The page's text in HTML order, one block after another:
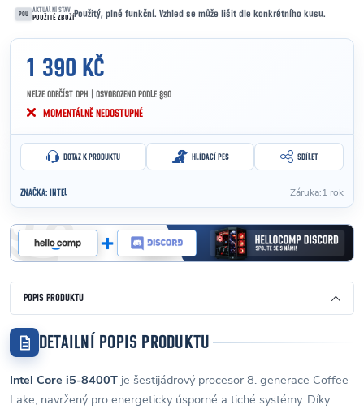
POU AKTUÁLNÍ STAV
POUŽITÉ ZBOŽÍPoužitý, plně funkční. Vzhled se může lišit dle konkrétního kusu.
1 390 KČ
NELZE ODEČÍST DPH | OSVOBOZENO PODLE §90
Měrná cena:
MOMENTÁLNĚ NEDOSTUPNÉ
DOTAZ K PRODUKTU HLÍDACÍ PES SDÍLET
ZNAČKA: INTEL Záruka:1 rok
POPIS PRODUKTU
DETAILNÍ POPIS PRODUKTU
Intel Core i5-8400T je šestijádrový procesor 8. generace Coffee
Lake, navržený pro energeticky úsporné a tiché systémy. Díky